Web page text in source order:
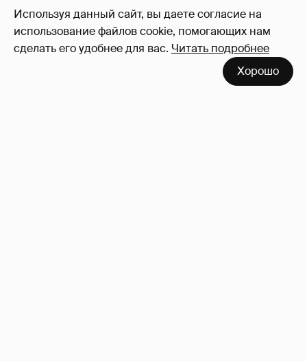
Используя данный сайт, вы даете согласие на
использование файлов cookie, помогающих нам
сделать его удобнее для вас. Читать подробнее
Хорошо
14
Войдите в аккаунт, чтобы читать и
оставлять комментарии